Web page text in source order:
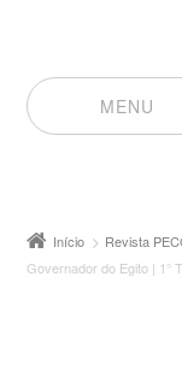
MENU
Início Revista
Governador do Egito | 1°